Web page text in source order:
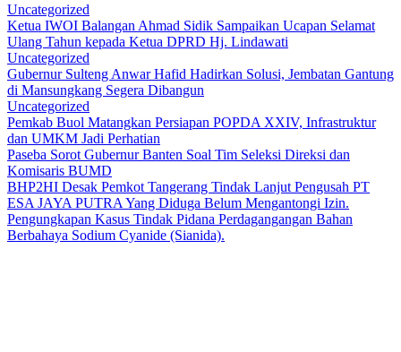
Uncategorized
Ketua IWOI Balangan Ahmad Sidik Sampaikan Ucapan Selamat
Ulang Tahun kepada Ketua DPRD Hj. Lindawati
Uncategorized
Gubernur Sulteng Anwar Hafid Hadirkan Solusi, Jembatan Gantung
di Mansungkang Segera Dibangun
Uncategorized
Pemkab Buol Matangkan Persiapan POPDA XXIV, Infrastruktur
dan UMKM Jadi Perhatian
Paseba Sorot Gubernur Banten Soal Tim Seleksi Direksi dan
Komisaris BUMD
BHP2HI Desak Pemkot Tangerang Tindak Lanjut Pengusah PT
ESA JAYA PUTRA Yang Diduga Belum Mengantongi Izin.
Pengungkapan Kasus Tindak Pidana Perdagangangan Bahan
Berbahaya Sodium Cyanide (Sianida).